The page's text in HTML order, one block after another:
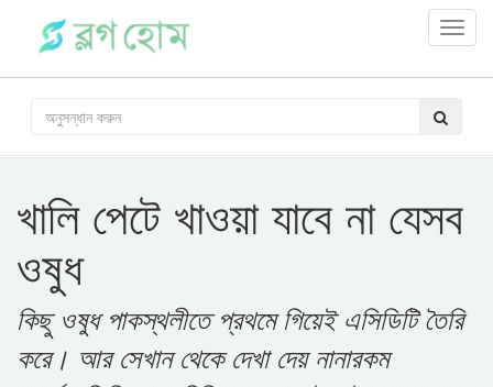
খালি পেটে খাওয়া যাবে না যেসব
ওষুধ
কিছু ওষুধ পাকস্থলীতে প্রথমে গিয়েই এসিডিটি তৈরি
করে। আর সেখান থেকে দেখা দেয় নানারকম